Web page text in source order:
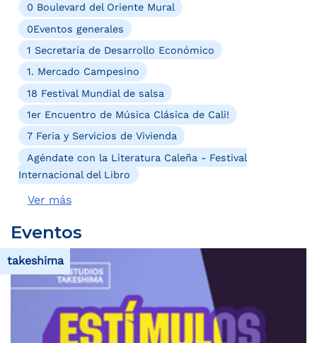
0 Boulevard del Oriente Mural
0Eventos generales
1 Secretaría de Desarrollo Económico
1. Mercado Campesino
18 Festival Mundial de salsa
1er Encuentro de Música Clásica de Cali!
7 Feria y Servicios de Vivienda
Agéndate con la Literatura Caleña - Festival
Internacional del Libro
Ver más
Eventos
takeshima